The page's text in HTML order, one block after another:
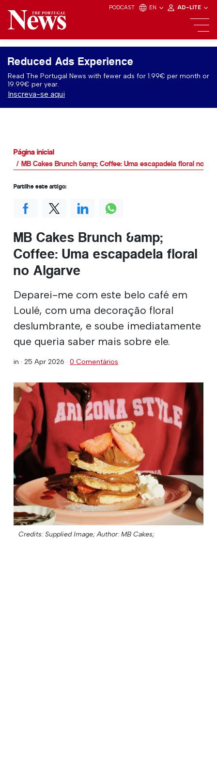
PODCAST EN AD-LITE
Reduced Ads Experience
Read The Portugal News with fewer ads for 1.99€ per month or
19.99€ per year.
Inscreva-se aqui
Página inicial
MB Cakes Brunch &amp; Coffee: Uma escapadela floral no
MB Cakes Brunch &amp;
Coffee: Uma escapadela floral
no Algarve
Deparei-me com este belo café em
Loulé, com uma decoração floral
deslumbrante, e soube imediatamente
que queria saber mais sobre ele.
in · 25 Apr 2026 · 0 Comentários
Credits: Supplied Image; Author: MB Cakes;
Partilhe este artigo: